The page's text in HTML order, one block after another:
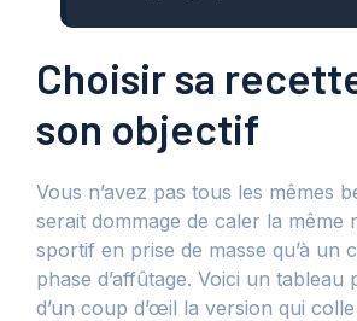
Choisir sa
son objectif
Vous n’avez pas tous les mêmes
serait dommage de caler la même
sportif en prise de masse qu’à un
phase d’affûtage. Voici un
d’un coup d’œil la version qui